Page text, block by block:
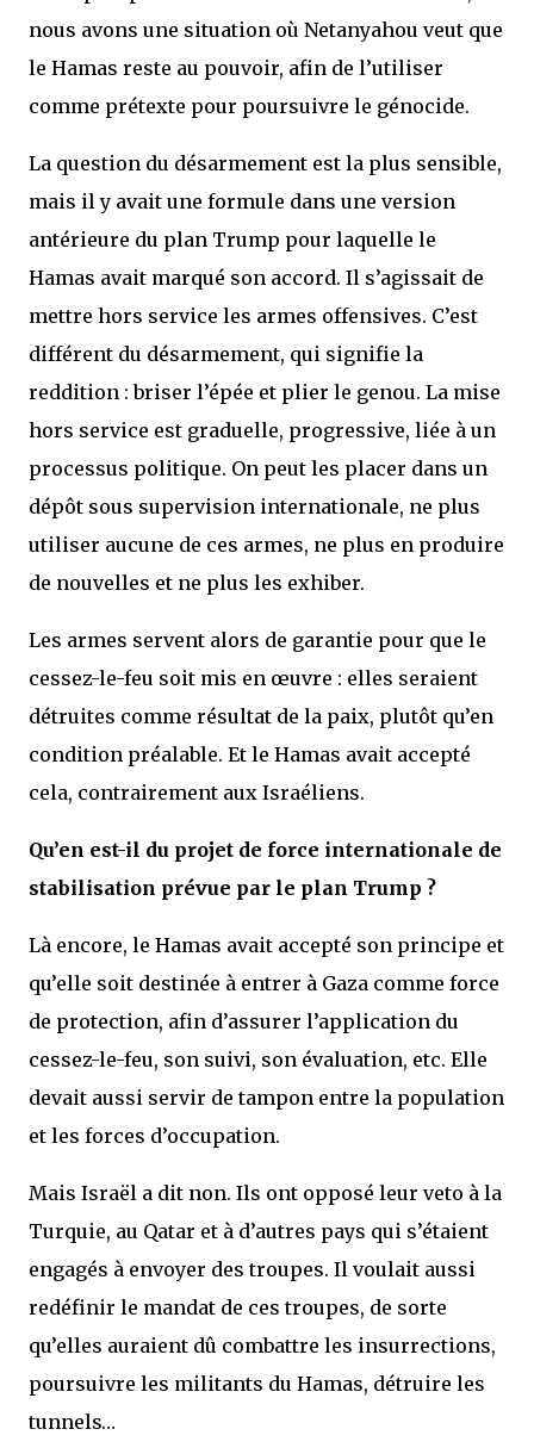
nous avons une situation où Netanyahou veut que
le Hamas reste au pouvoir, afin de l’utiliser
comme prétexte pour poursuivre le génocide.
La question du désarmement est la plus sensible,
mais il y avait une formule dans une version
antérieure du plan Trump pour laquelle le
Hamas avait marqué son accord. Il s’agissait de
mettre hors service les armes offensives. C’est
différent du désarmement, qui signifie la
reddition : briser l’épée et plier le genou. La mise
hors service est graduelle, progressive, liée à un
processus politique. On peut les placer dans un
dépôt sous supervision internationale, ne plus
utiliser aucune de ces armes, ne plus en produire
de nouvelles et ne plus les exhiber.
Les armes servent alors de garantie pour que le
cessez-le-feu soit mis en œuvre : elles seraient
détruites comme résultat de la paix, plutôt qu’en
condition préalable. Et le Hamas avait accepté
cela, contrairement aux Israéliens.
Qu’en est-il du projet de force internationale de
stabilisation prévue par le plan Trump ?
Là encore, le Hamas avait accepté son principe et
qu’elle soit destinée à entrer à Gaza comme force
de protection, afin d’assurer l’application du
cessez-le-feu, son suivi, son évaluation, etc. Elle
devait aussi servir de tampon entre la population
et les forces d’occupation.
Mais Israël a dit non. Ils ont opposé leur veto à la
Turquie, au Qatar et à d’autres pays qui s’étaient
engagés à envoyer des troupes. Il voulait aussi
redéfinir le mandat de ces troupes, de sorte
qu’elles auraient dû combattre les insurrections,
poursuivre les militants du Hamas, détruire les
tunnels…